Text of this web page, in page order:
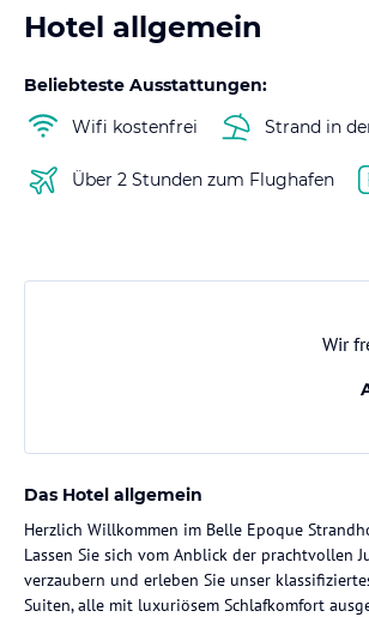
Hotel allgemein
Beliebteste Ausstattungen:
Wifi kostenfrei
Strand in
Über 2 Stunden zum Flughafen
Wir
Das Hotel allgemein
Herzlich Willkommen im Belle Epoque
Lassen Sie sich vom Anblick der
verzaubern und erleben Sie unser
Suiten, alle mit luxuriösem Schlafkomfort